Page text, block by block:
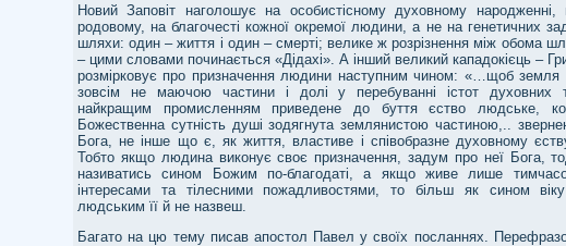
Новий Заповіт наголошує на особистісному духовному народженні,
родовому, на благочесті кожної окремої людини, а не на генетичних
шляхи: один – життя і один – смерті; велике ж розрізнення між обома
– цими словами починається «Дідахі». А інший великий кападокієць –
розмірковує про призначення людини наступним чином: «…щоб земля
зовсім не маючою частини і долі у перебуванні істот духовних
найкращим промисленням приведене до буття єство людське,
Божественна сутність душі зодягнута землянистою частиною,..
Бога, не інше що є, як життя, властиве і співобразне духовному
Тобто якщо людина виконує своє призначення, задум про неї Бога,
називатись сином Божим по-благодаті, а якщо живе лише
інтересами та тілесними пожадливостями, то більш як сином
людським її й не назвеш.
Багато на цю тему писав апостол Павел у своїх посланнях.